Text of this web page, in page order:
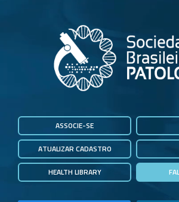
ASSOCIE-SE
ATUALIZAR CADASTRO
HEALTH LIBRARY